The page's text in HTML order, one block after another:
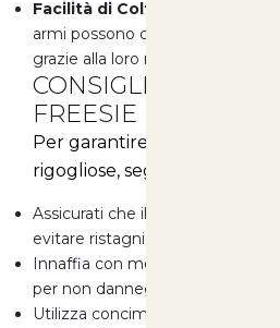
Facilità di Coltivazione:
armi possono coltivare con
grazie alla loro resistenza e
CONSIGLI PER LA
FREESIE DOPPIE
Per garantire che le tue
rigogliose, segui questi
Assicurati che il terreno sia
evitare ristagni d'acqua.
Innaffia con moderazione,
per non danneggiare le radici.
Utilizza concimi specifici per